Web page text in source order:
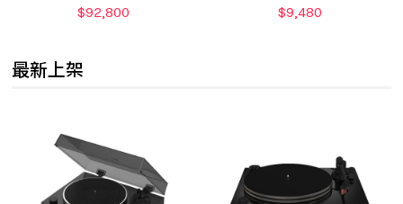
$92,800 $9,480
最新上架